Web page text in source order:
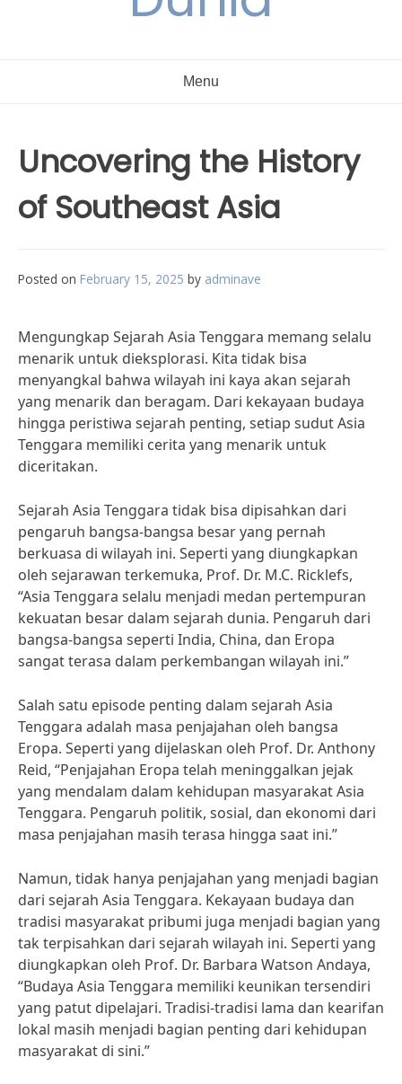
Menu
Uncovering the History
of Southeast Asia
Posted on February 15, 2025 by adminave
Mengungkap Sejarah Asia Tenggara memang selalu
menarik untuk dieksplorasi. Kita tidak bisa
menyangkal bahwa wilayah ini kaya akan sejarah
yang menarik dan beragam. Dari kekayaan budaya
hingga peristiwa sejarah penting, setiap sudut Asia
Tenggara memiliki cerita yang menarik untuk
diceritakan.
Sejarah Asia Tenggara tidak bisa dipisahkan dari
pengaruh bangsa-bangsa besar yang pernah
berkuasa di wilayah ini. Seperti yang diungkapkan
oleh sejarawan terkemuka, Prof. Dr. M.C. Ricklefs,
“Asia Tenggara selalu menjadi medan pertempuran
kekuatan besar dalam sejarah dunia. Pengaruh dari
bangsa-bangsa seperti India, China, dan Eropa
sangat terasa dalam perkembangan wilayah ini.”
Salah satu episode penting dalam sejarah Asia
Tenggara adalah masa penjajahan oleh bangsa
Eropa. Seperti yang dijelaskan oleh Prof. Dr. Anthony
Reid, “Penjajahan Eropa telah meninggalkan jejak
yang mendalam dalam kehidupan masyarakat Asia
Tenggara. Pengaruh politik, sosial, dan ekonomi dari
masa penjajahan masih terasa hingga saat ini.”
Namun, tidak hanya penjajahan yang menjadi bagian
dari sejarah Asia Tenggara. Kekayaan budaya dan
tradisi masyarakat pribumi juga menjadi bagian yang
tak terpisahkan dari sejarah wilayah ini. Seperti yang
diungkapkan oleh Prof. Dr. Barbara Watson Andaya,
“Budaya Asia Tenggara memiliki keunikan tersendiri
yang patut dipelajari. Tradisi-tradisi lama dan kearifan
lokal masih menjadi bagian penting dari kehidupan
masyarakat di sini.”